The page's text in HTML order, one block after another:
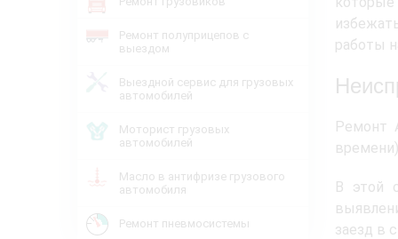
Ремонт полуприцепов с
выездом
Выездной сервис для грузовых
автомобилей
Моторист грузовых
автомобилей
Масло в антифризе грузового
автомобиля
Ремонт пневмосистемы
работы
Ремонт
В этой
заезд в